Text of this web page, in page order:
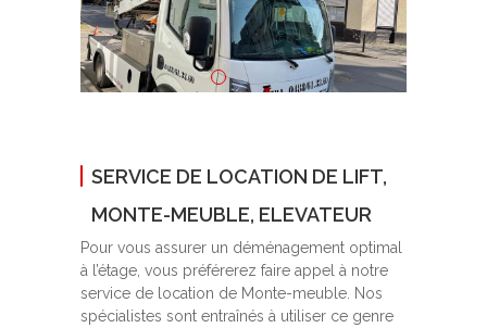
SERVICE DE LOCATION DE LIFT,
MONTE-MEUBLE, ELEVATEUR
Pour vous assurer un déménagement optimal
à l’étage, vous préférerez faire appel à notre
service de location de Monte-meuble. Nos
spécialistes sont entraînés à utiliser ce genre